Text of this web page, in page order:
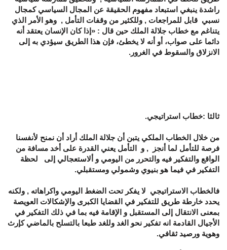
راشدة ينبغي استبعاد مفهوم الحقيقة عن المجال السياسي كمجال
نسبي قابل للمراجعات , وللكثير من وقفات التأمل , وهو الأمر الذي
يتناغم مع خطاب جلالة الملك حين قال : «إذا كان الإنسان يعتقد أنه
دائما على صواب، أو أنه لا يخطئ، فإن هذا الطريق سيؤدي به إلى
الانزلاق والسقوط في الغرور.
ثالثا :خطاب استراتيجي.
من خلال الخطاب الملكي يتبن أن جلالة الملك أراد أن نمنح لأنفسنا
فرصة للتأمل لما أنجز , و التأمل يعني القدرة على أخد مسافة من
الواقع والتفكير فيه والتحرر من اليومي و ألاستعجالي إلى لحظة
التفكير في فيما هو بنيوي وشمولي ومستقبلي.
فالخطاب الاستراتيجي لا يفكر تحت الضغط اليومي واكراهاته , ولكنه
يحدد خارطة طريق للتفكير في القضايا الكبرى والإشكالات العويصة
بمعنى الانتقال إلى المستقبل و الإقامة فيه بما في ذلك التفكير في
الأجيال القادمة انه تفكير نحو الغد وللغد طبعا بالتسلح بالماضي كإرث
وهوية ورصيد ثقافي.